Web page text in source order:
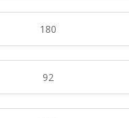
180
92